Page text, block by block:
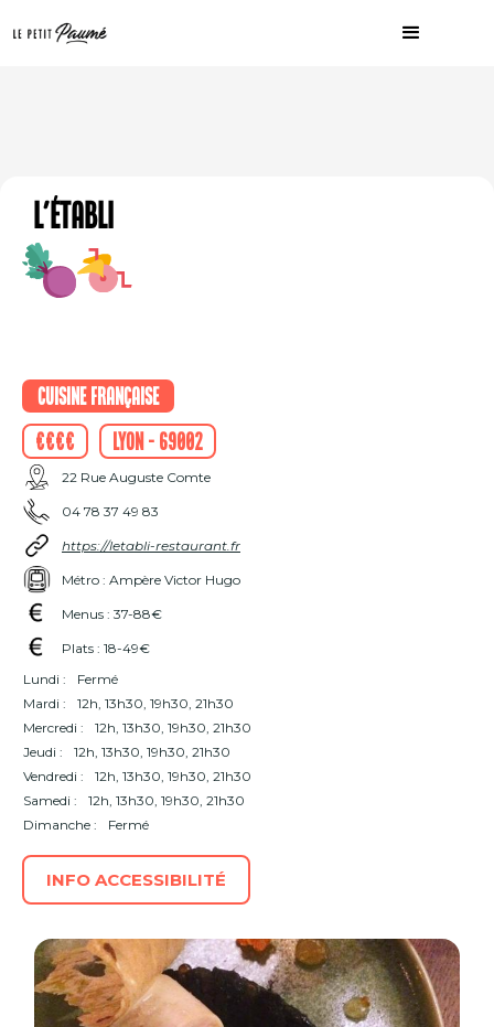
L'Établi
Cuisine française
€€€€
Lyon - 69002
22 Rue Auguste Comte
04 78 37 49 83
https://letabli-restaurant.fr
Métro : Ampère Victor Hugo
Menus : 37-88€
Plats : 18-49€
Lundi :
Fermé
Mardi :
12h, 13h30, 19h30, 21h30
Mercredi :
12h, 13h30, 19h30, 21h30
Jeudi :
12h, 13h30, 19h30, 21h30
Vendredi :
12h, 13h30, 19h30, 21h30
Samedi :
12h, 13h30, 19h30, 21h30
Dimanche :
Fermé
INFO ACCESSIBILITÉ